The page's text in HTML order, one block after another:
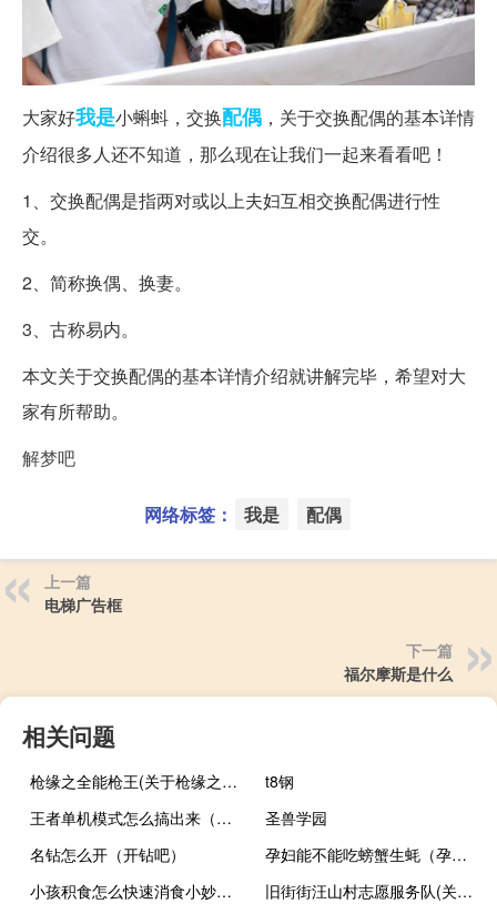
大家好我是小蝌蚪，交换配偶 ，关于交换配偶的基本详情
介绍很多人还不知道，那么现在让我们一起来看看吧！
1、交换配偶是指两对或以上夫妇互相交换配偶进行性
交。
2、简称换偶、换妻。
3、古称易内。
本文关于交换配偶的基本详情介绍就讲解完毕，希望对大
家有所帮助。
解梦吧
网络标签： 我是 配偶
上一篇
电梯广告框
下一篇
福尔摩斯是什么
相关问题
枪缘之全能枪王(关于枪缘之全能枪王的简介)
t8钢
王者单机模式怎么搞出来（王者荣耀单机模式怎么弄出来）
圣兽学园
名钻怎么开（开钻吧）
孕妇能不能吃螃蟹生蚝（孕妇能不能吃螃蟹）
小孩积食怎么快速消食小妙招（小孩积食怎么快速消食）
旧街街汪山村志愿服务队(关于旧街街汪山村志愿服务队的简介)